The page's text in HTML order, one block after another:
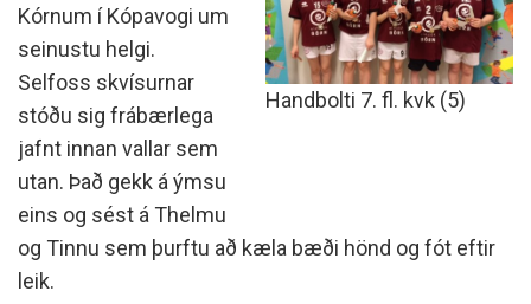
Handbolti 7. fl. kvk (5)
Kórnum í Kópavogi um
seinustu helgi.
Selfoss skvísurnar
stóðu sig frábærlega
jafnt innan vallar sem
utan. Það gekk á ýmsu
eins og sést á Thelmu
og Tinnu sem þurftu að kæla bæði hönd og fót eftir
leik.